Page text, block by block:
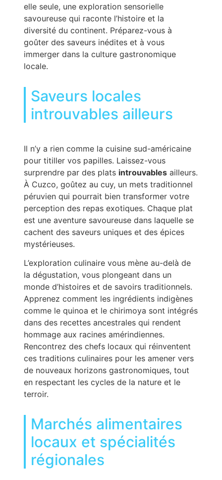
elle seule, une exploration sensorielle
savoureuse qui raconte l’histoire et la
diversité du continent. Préparez-vous à
goûter des saveurs inédites et à vous
immerger dans la culture gastronomique
locale.
Saveurs locales
introuvables ailleurs
Il n’y a rien comme la cuisine sud-américaine
pour titiller vos papilles. Laissez-vous
surprendre par des plats introuvables ailleurs.
À Cuzco, goûtez au cuy, un mets traditionnel
péruvien qui pourrait bien transformer votre
perception des repas exotiques. Chaque plat
est une aventure savoureuse dans laquelle se
cachent des saveurs uniques et des épices
mystérieuses.
L’exploration culinaire vous mène au-delà de
la dégustation, vous plongeant dans un
monde d’histoires et de savoirs traditionnels.
Apprenez comment les ingrédients indigènes
comme le quinoa et le chirimoya sont intégrés
dans des recettes ancestrales qui rendent
hommage aux racines amérindiennes.
Rencontrez des chefs locaux qui réinventent
ces traditions culinaires pour les amener vers
de nouveaux horizons gastronomiques, tout
en respectant les cycles de la nature et le
terroir.
Marchés alimentaires
locaux et spécialités
régionales